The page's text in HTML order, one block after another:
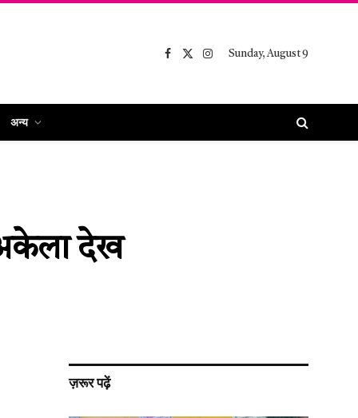
Facebook
X
Instagram
Sunday, August 9
अन्य
देख
ज़रूर पढ़ें